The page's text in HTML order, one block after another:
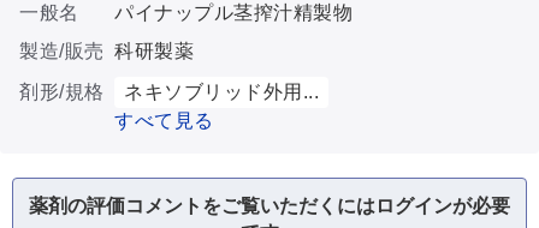
一般名
パイナップル茎搾汁精製物
製造/販売 科研製薬
剤形/規格
ネキソブリッド外用...
すべて見る
薬剤の評価コメントをご覧いただくにはログインが必要